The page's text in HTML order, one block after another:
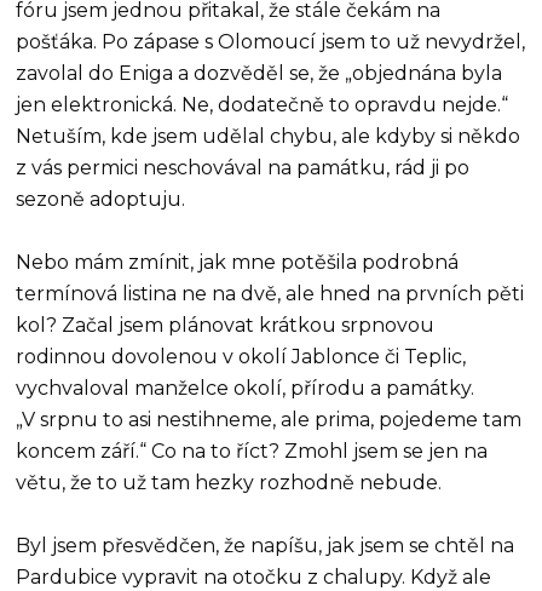
fóru jsem jednou přitakal, že stále čekám na
pošťáka. Po zápase s Olomoucí jsem to už nevydržel,
zavolal do Eniga a dozvěděl se, že „objednána byla
jen elektronická. Ne, dodatečně to opravdu nejde.“
Netuším, kde jsem udělal chybu, ale kdyby si někdo
z vás permici neschovával na památku, rád ji po
sezoně adoptuju.
Nebo mám zmínit, jak mne potěšila podrobná
termínová listina ne na dvě, ale hned na prvních pěti
kol? Začal jsem plánovat krátkou srpnovou
rodinnou dovolenou v okolí Jablonce či Teplic,
vychvaloval manželce okolí, přírodu a památky.
„V srpnu to asi nestihneme, ale prima, pojedeme tam
koncem září.“ Co na to říct? Zmohl jsem se jen na
větu, že to už tam hezky rozhodně nebude.
Byl jsem přesvědčen, že napíšu, jak jsem se chtěl na
Pardubice vypravit na otočku z chalupy. Když ale